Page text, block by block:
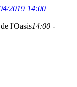
2019 14:00
l'Oasis14:00 -